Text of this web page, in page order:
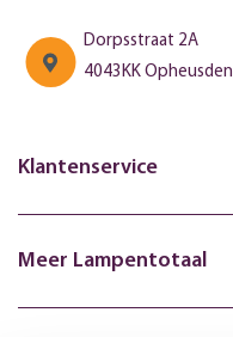
Dorpsstraat 2A
4043KK Opheusden
Klantenservice
Meer Lampentotaal